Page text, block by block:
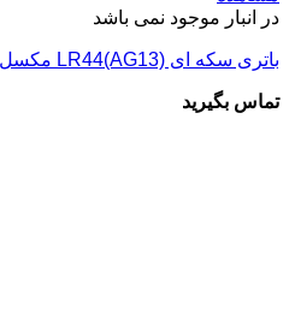
در انبار موجود نمی باشد
باتری سکه ای LR44(AG13) مکسل
تماس بگیرید